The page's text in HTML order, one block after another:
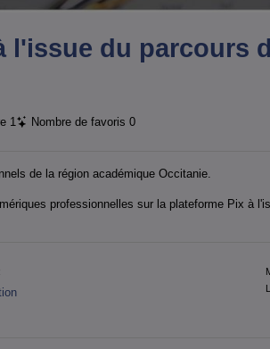
l'issue du parcours
1 Nombre de favoris 0
de la région académique Occitanie.
professionnelles sur la plateforme Pix à